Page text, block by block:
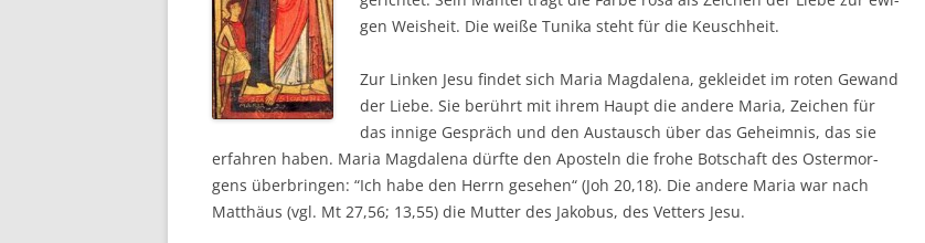
gen Weis­heit. Die wei­ße Tuni­ka steht für die Keuschheit.
Zur Lin­ken Jesu fin­det sich Maria Mag­da­le­na, geklei­det im roten Gewand
der Lie­be. Sie berührt mit ihrem Haupt die ande­re Maria, Zei­chen für
das inni­ge Gespräch und den Aus­tausch über das Geheim­nis, das sie
erfah­ren haben. Maria Mag­da­le­na dürf­te den Apos­teln die fro­he Bot­schaft des Oster­mor­
gens über­brin­gen: “Ich habe den Herrn gese­hen“ (Joh 20,18). Die ande­re Maria war nach
Mat­thä­us (vgl. Mt 27,56; 13,55) die Mut­ter des Jako­bus, des Vet­ters Jesu.